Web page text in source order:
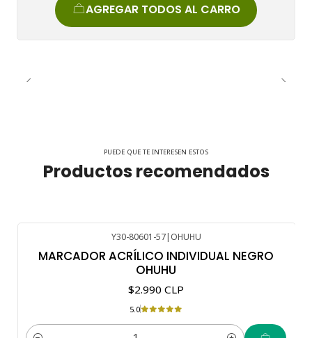
AGREGAR TODOS AL CARRO
PUEDE QUE TE INTERESEN ESTOS
Productos recomendados
Y30-80601-57| OHUHU
MARCADOR ACRÍLICO INDIVIDUAL NEGRO
OHUHU
$2.990 CLP
5.0